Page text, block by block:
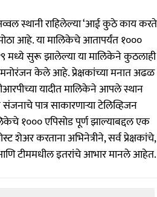
स्थानी राहिलेल्या ‘आई कुठे काय
आहे. या मालिकेचे आतापर्यंत १०००
मध्ये सुरू झालेल्या या मालिकेने कुठलाही
केले आहे. प्रेक्षकांच्या मनात अढळ
यादीत मालिकेने आपले स्थान
पात्र साकारणाऱ्या टेलिव्हिजन
१००० एपिसोड पूर्ण झाल्याबद्दल एक
शेअर करताना अभिनेत्रीने, सर्व प्रेक्षकांचे,
टीममधील इतरांचे आभार मानले आहेत.